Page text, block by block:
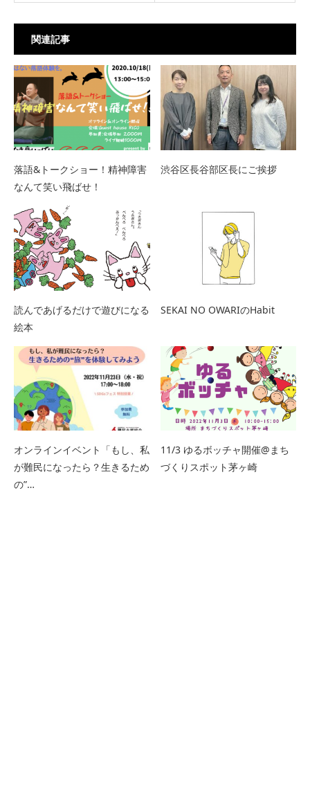
関連記事
落語&トークショー！精神障害
なんて笑い飛ばせ！
渋谷区長谷部区長にご挨拶
読んであげるだけで遊びになる
絵本
SEKAI NO OWARIのHabit
オンラインイベント「もし、私
が難民になったら？生きるため
の”…
11/3 ゆるボッチャ開催@まち
づくりスポット茅ヶ崎